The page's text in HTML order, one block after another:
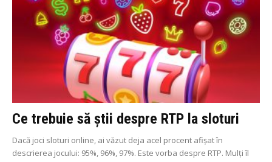
Ce trebuie să știi despre RTP la sloturi
Dacă joci sloturi online, ai văzut deja acel procent afișat în
descrierea jocului: 95%, 96%, 97%. Este vorba despre RTP. Mulți îl